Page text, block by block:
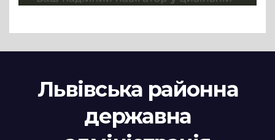
Львівська районна
державна